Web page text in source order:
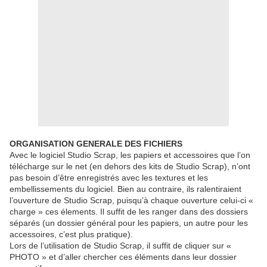
ORGANISATION GENERALE DES FICHIERS
Avec le logiciel Studio Scrap, les papiers et accessoires que l’on
télécharge sur le net (en dehors des kits de Studio Scrap), n’ont
pas besoin d’être enregistrés avec les textures et les
embellissements du logiciel. Bien au contraire, ils ralentiraient
l’ouverture de Studio Scrap, puisqu’à chaque ouverture celui-ci «
charge » ces élements. Il suffit de les ranger dans des dossiers
séparés (un dossier général pour les papiers, un autre pour les
accessoires, c’est plus pratique).
Lors de l’utilisation de Studio Scrap, il suffit de cliquer sur «
PHOTO » et d’aller chercher ces éléments dans leur dossier